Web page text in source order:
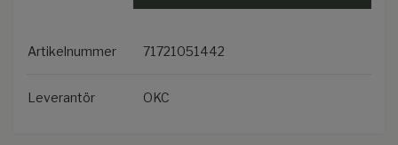
Artikelnummer 71721051442
Leverantör OKC